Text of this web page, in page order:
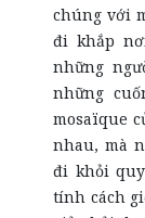
chúng với
đi khắp
những
những
mosaïque
nhau, mà
đi khỏi
tính cách